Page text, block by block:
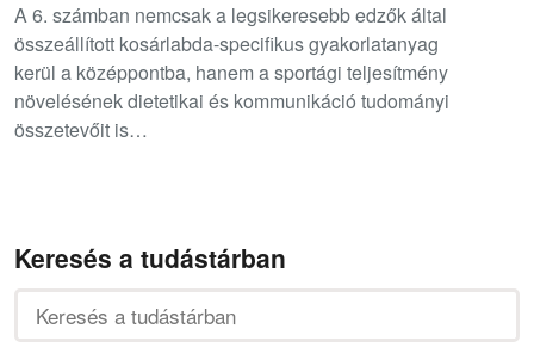
A 6. számban nemcsak a legsikeresebb edzők által
összeállított kosárlabda-specifikus gyakorlatanyag
kerül a középpontba, hanem a sportági teljesítmény
növelésének dietetikai és kommunikáció tudományi
összetevőit is…
Keresés a tudástárban